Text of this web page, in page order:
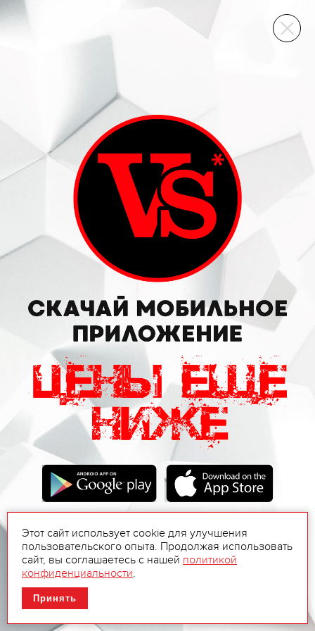
ВИННЫЙ СКЛАД
Этот сайт использует cookie для улучшения
пользовательского опыта. Продолжая использовать
сайт, вы соглашаетесь с нашей политикой
конфиденциальности.
Принять